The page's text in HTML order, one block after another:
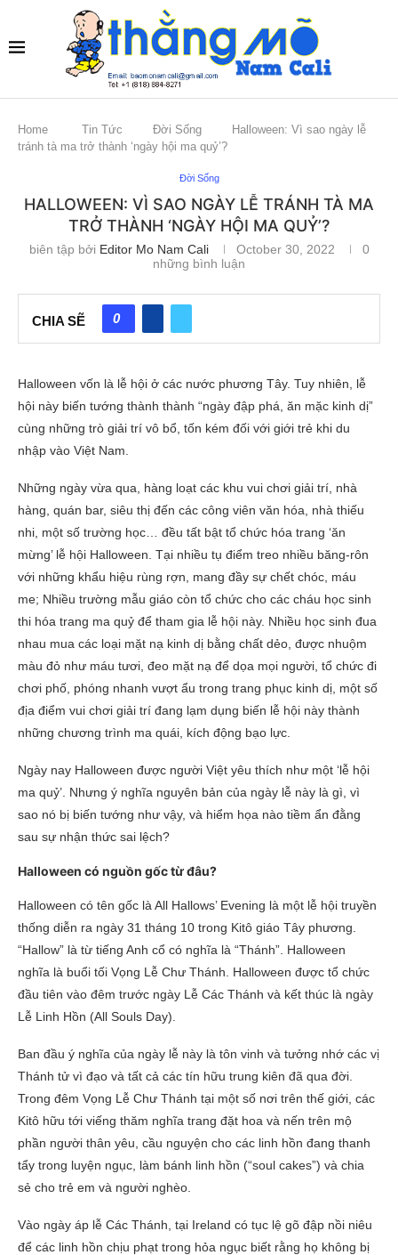
Home Tin Tức Đời Sống
Halloween: Vì sao ngày lễ
tránh tà ma trở thành ‘ngày hội ma quỷ’?
Đời Sống
HALLOWEEN: VÌ SAO NGÀY LỄ TRÁNH TÀ MA
TRỞ THÀNH ‘NGÀY HỘI MA QUỶ’?
biên tập bởi Editor Mo Nam Cali October 30, 2022
0
những bình luận
CHIA SẼ 0
Halloween vốn là lễ hội ở các nước phương Tây. Tuy nhiên, lễ
hội này biến tướng thành thành “ngày đập phá, ăn mặc kinh dị”
cùng những trò giải trí vô bổ, tốn kém đối với giới trẻ khi du
nhập vào Việt Nam.
Những ngày vừa qua, hàng loạt các khu vui chơi giải trí, nhà
hàng, quán bar, siêu thị đến các công viên văn hóa, nhà thiếu
nhi, một số trường học… đều tất bật tổ chức hóa trang ‘ăn
mừng’ lễ hội Halloween. Tại nhiều tụ điểm treo nhiều băng-rôn
với những khẩu hiệu rùng rợn, mang đầy sự chết chóc, máu
me; Nhiều trường mẫu giáo còn tổ chức cho các cháu học sinh
thi hóa trang ma quỷ để tham gia lễ hội này. Nhiều học sinh đua
nhau mua các loại mặt nạ kinh dị bằng chất dẻo, được nhuộm
màu đỏ như máu tươi, đeo mặt nạ để dọa mọi người, tổ chức đi
chơi phố, phóng nhanh vượt ẩu trong trang phục kinh dị, một số
địa điểm vui chơi giải trí đang lạm dụng biến lễ hội này thành
những chương trình ma quái, kích động bạo lực.
Ngày nay Halloween được người Việt yêu thích như một ‘lễ hội
ma quỷ’. Nhưng ý nghĩa nguyên bản của ngày lễ này là gì, vì
sao nó bị biến tướng như vậy, và hiểm họa nào tiềm ẩn đằng
sau sự nhận thức sai lệch?
Halloween có nguồn gốc từ đâu?
Halloween có tên gốc là All Hallows’ Evening là một lễ hội truyền
thống diễn ra ngày 31 tháng 10 trong Kitô giáo Tây phương.
“Hallow” là từ tiếng Anh cổ có nghĩa là “Thánh”. Halloween
nghĩa là buổi tối Vọng Lễ Chư Thánh. Halloween được tổ chức
đầu tiên vào đêm trước ngày Lễ Các Thánh và kết thúc là ngày
Lễ Linh Hồn (All Souls Day).
Ban đầu ý nghĩa của ngày lễ này là tôn vinh và tưởng nhớ các vị
Thánh tử vì đạo và tất cả các tín hữu trung kiên đã qua đời.
Trong đêm Vọng Lễ Chư Thánh tại một số nơi trên thế giới, các
Kitô hữu tới viếng thăm nghĩa trang đặt hoa và nến trên mộ
phần người thân yêu, cầu nguyện cho các linh hồn đang thanh
tẩy trong luyện ngục, làm bánh linh hồn (“soul cakes”) và chia
sẻ cho trẻ em và người nghèo.
Vào ngày áp lễ Các Thánh, tại Ireland có tục lệ gõ đập nồi niêu
để các linh hồn chịu phạt trong hỏa ngục biết rằng họ không bị